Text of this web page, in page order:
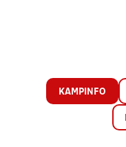
KAMPINFO